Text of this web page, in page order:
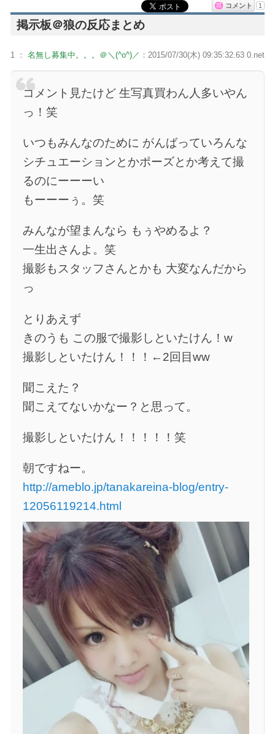
コメント 1
掲示板＠狼の反応まとめ
1 ： 名無し募集中。。。＠＼(^o^)／ ：2015/07/30(木) 09:35:32.63 0.net
コメント見たけど 生写真買わん人多いやん
っ！笑
いつもみんなのために がんばっていろんな
シチュエーションとかポーズとか考えて撮
るのにーーーい
もーーーぅ。笑
みんなが望まんなら もぅやめるよ？
一生出さんよ。笑
撮影もスタッフさんとかも 大変なんだから
っ
とりあえず
きのうも この服で撮影しといたけん！w
撮影しといたけん！！！←2回目ww
聞こえた？
聞こえてないかなー？と思って。
撮影しといたけん！！！！！笑
朝ですねー。
http://ameblo.jp/tanakareina-blog/entry-
12056119214.html